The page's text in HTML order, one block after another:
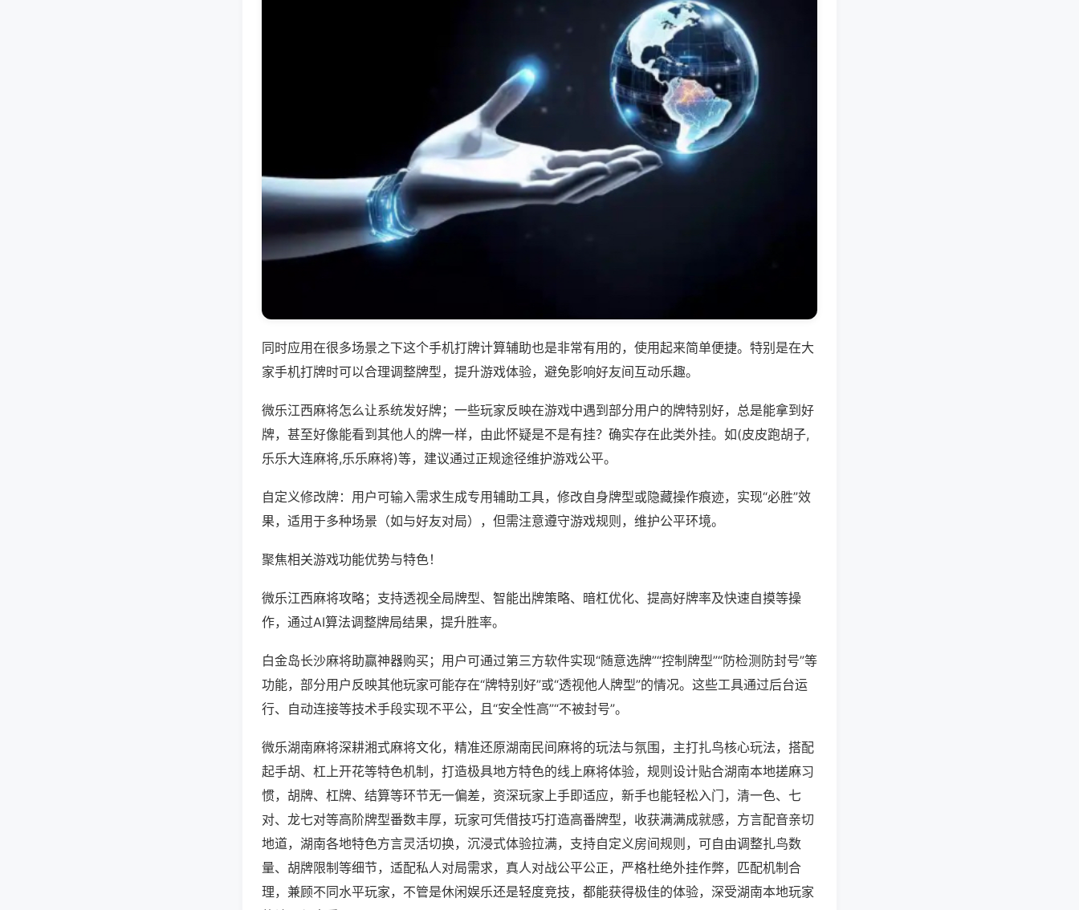
同时应用在很多场景之下这个手机打牌计算辅助也是非常有用的，使用起来简单便捷。特别是在大
家手机打牌时可以合理调整牌型，提升游戏体验，避免影响好友间互动乐趣。
微乐江西麻将怎么让系统发好牌；一些玩家反映在游戏中遇到部分用户的牌特别好，总是能拿到好
牌，甚至好像能看到其他人的牌一样，由此怀疑是不是有挂？确实存在此类外挂。如(皮皮跑胡子,
乐乐大连麻将,乐乐麻将)等，建议通过正规途径维护游戏公平。
自定义修改牌：用户可输入需求生成专用辅助工具，修改自身牌型或隐藏操作痕迹，实现“必胜”效
果，适用于多种场景（如与好友对局），但需注意遵守游戏规则，维护公平环境。
聚焦相关游戏功能优势与特色！
微乐江西麻将攻略；支持透视全局牌型、智能出牌策略、暗杠优化、提高好牌率及快速自摸等操
作，通过AI算法调整牌局结果，提升胜率。
白金岛长沙麻将助赢神器购买；用户可通过第三方软件实现“随意选牌”“控制牌型”“防检测防封号”等
功能，部分用户反映其他玩家可能存在“牌特别好”或“透视他人牌型”的情况。这些工具通过后台运
行、自动连接等技术手段实现不平公，且“安全性高”“不被封号”。
微乐湖南麻将深耕湘式麻将文化，精准还原湖南民间麻将的玩法与氛围，主打扎鸟核心玩法，搭配
起手胡、杠上开花等特色机制，打造极具地方特色的线上麻将体验，规则设计贴合湖南本地搓麻习
惯，胡牌、杠牌、结算等环节无一偏差，资深玩家上手即适应，新手也能轻松入门，清一色、七
对、龙七对等高阶牌型番数丰厚，玩家可凭借技巧打造高番牌型，收获满满成就感，方言配音亲切
地道，湖南各地特色方言灵活切换，沉浸式体验拉满，支持自定义房间规则，可自由调整扎鸟数
量、胡牌限制等细节，适配私人对局需求，真人对战公平公正，严格杜绝外挂作弊，匹配机制合
理，兼顾不同水平玩家，不管是休闲娱乐还是轻度竞技，都能获得极佳的体验，深受湖南本地玩家